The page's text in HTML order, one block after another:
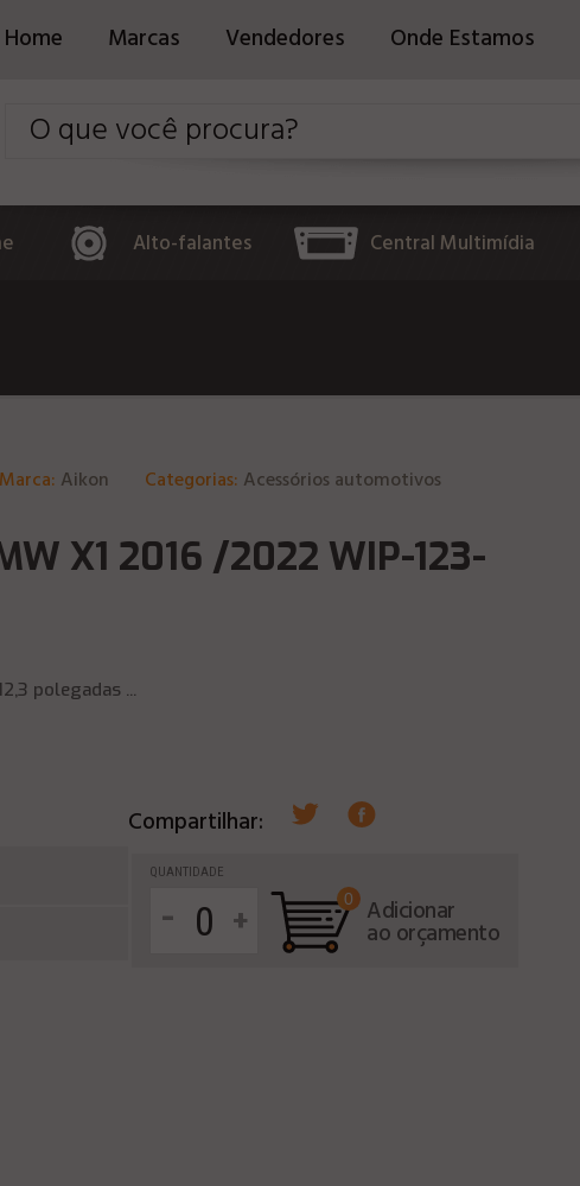
Home Marcas Vendedores Onde Estamos
Alto-falantes Central Multimídia
Marca: Aikon Categorias: Acessórios automotivos
X1 2016 /2022 WIP-123-
polegadas ...
Compartilhar:
QUANTIDADE
- +
0 Adicionar
ao orçamento